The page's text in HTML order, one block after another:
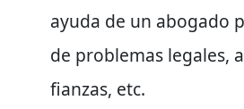
ayuda de un abogado
de problemas legales,
fianzas, etc.